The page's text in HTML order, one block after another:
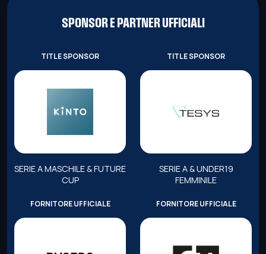
SPONSOR E PARTNER UFFICIALI
TITLE SPONSOR
SERIE A MASCHILE & FUTURE
CUP
TITLE SPONSOR
SERIE A & UNDER19
FEMMINILE
FORNITORE UFFICIALE FORNITORE UFFICIALE